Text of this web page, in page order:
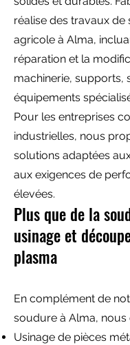
réalise des travaux de
agricole à Alma,
réparation et la
machinerie, supports,
équipements
Pour les entreprises
industrielles, nous
solutions adaptées
aux exigences de
élevées.
Plus que de la
usinage et
plasma
En complément de
soudure à Alma, nous
Usinage de pièces